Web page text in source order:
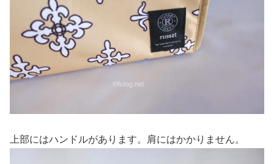
上部にはハンドルがあります。肩にはかかりません。